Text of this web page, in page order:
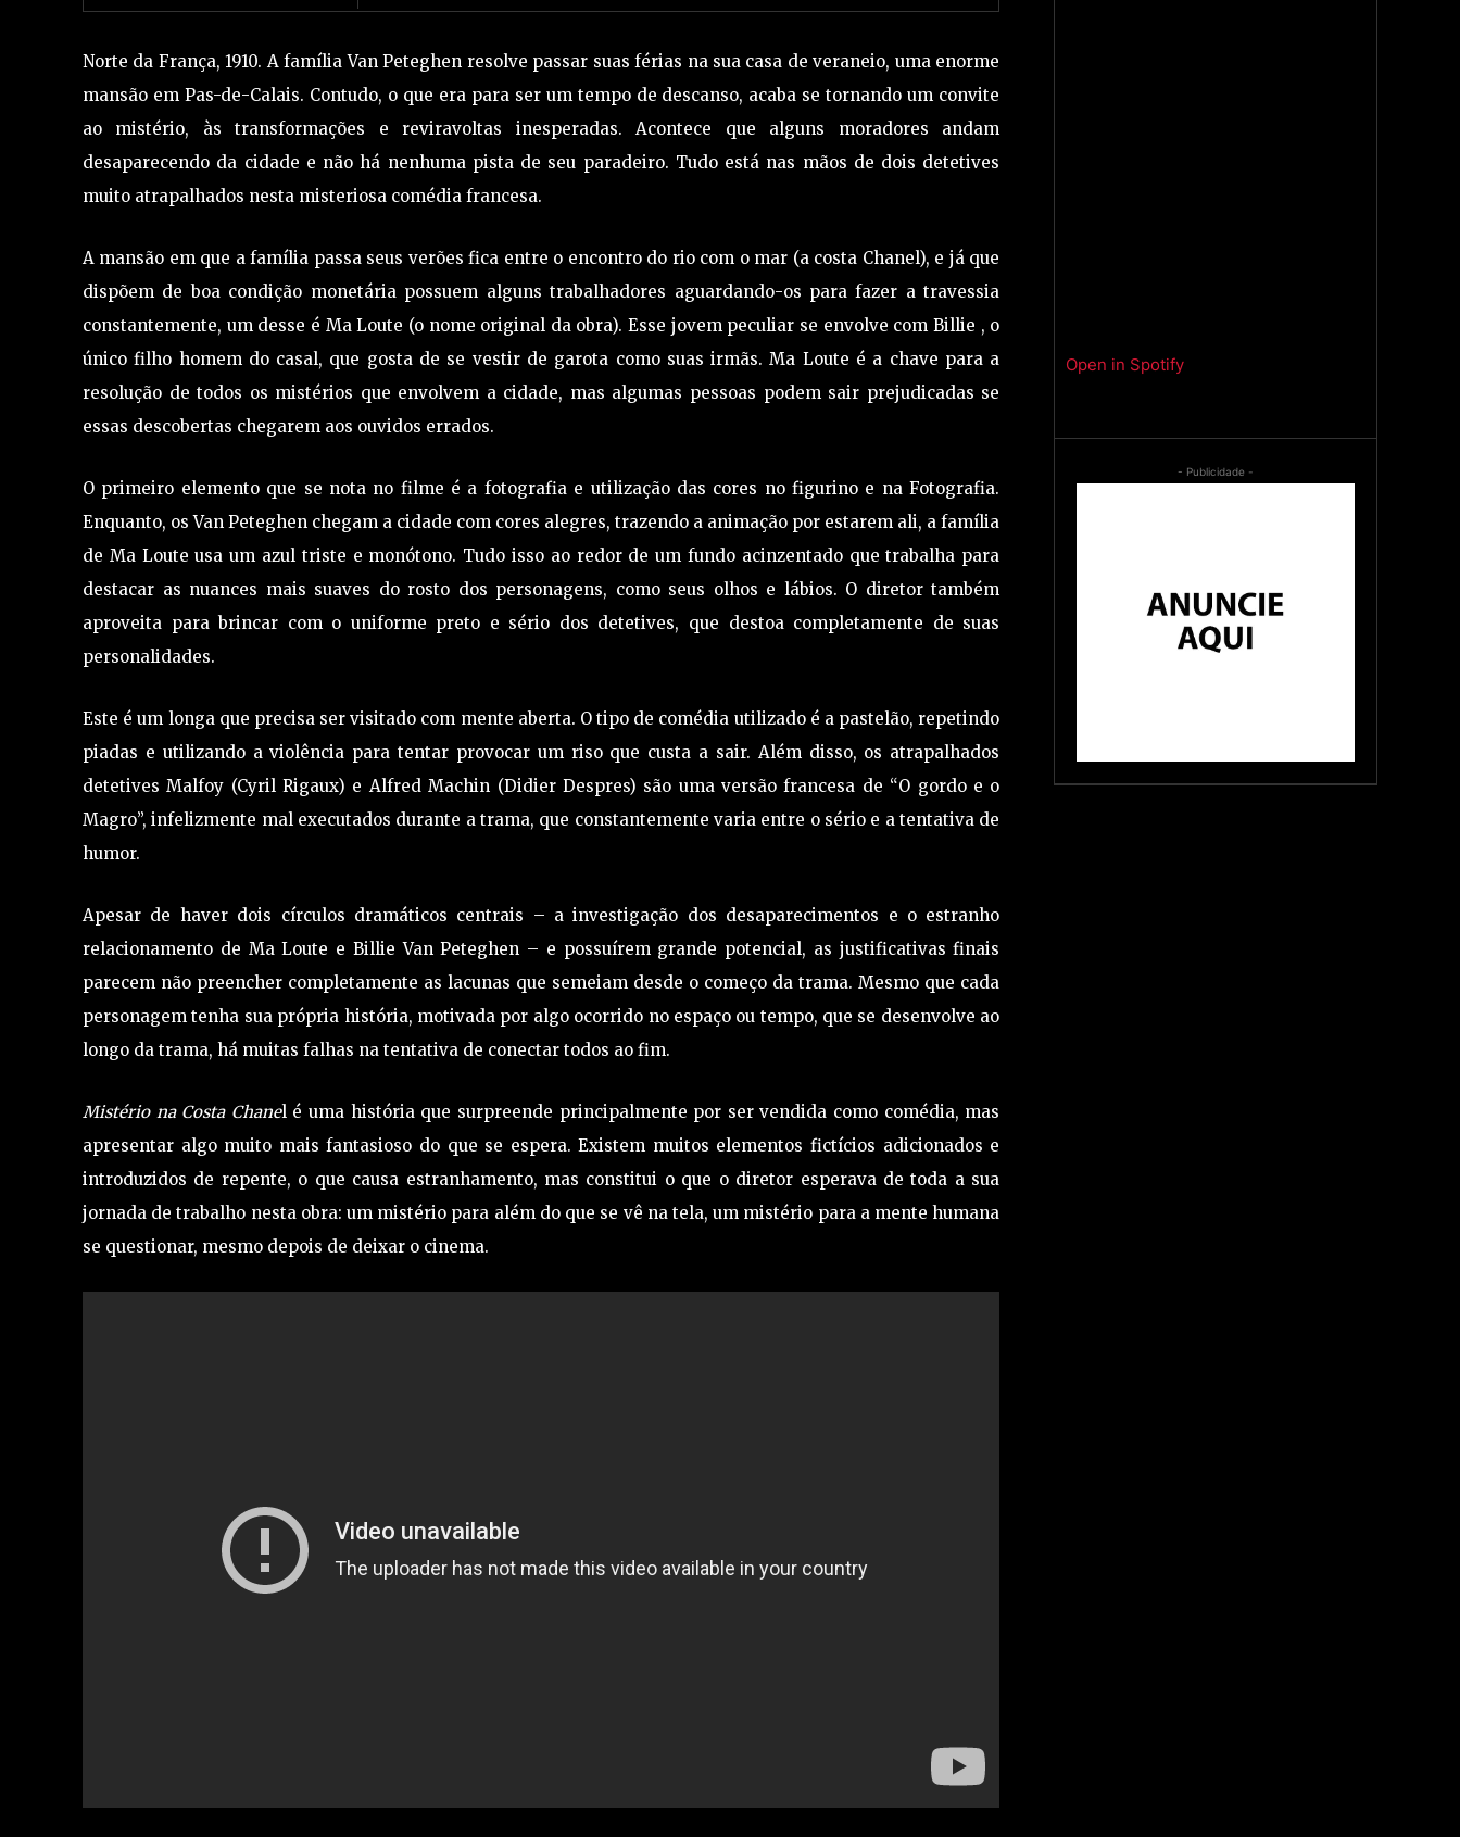
Norte da França, 1910. A família Van Peteghen resolve passar suas férias na sua casa de veraneio, uma enorme
mansão em Pas-de-Calais. Contudo, o que era para ser um tempo de descanso, acaba se tornando um convite
ao mistério, às transformações e reviravoltas inesperadas. Acontece que alguns moradores andam
desaparecendo da cidade e não há nenhuma pista de seu paradeiro. Tudo está nas mãos de dois detetives
muito atrapalhados nesta misteriosa comédia francesa.
A mansão em que a família passa seus verões fica entre o encontro do rio com o mar (a costa Chanel), e já que
dispõem de boa condição monetária possuem alguns trabalhadores aguardando-os para fazer a travessia
constantemente, um desse é Ma Loute (o nome original da obra). Esse jovem peculiar se envolve com Billie , o
único filho homem do casal, que gosta de se vestir de garota como suas irmãs. Ma Loute é a chave para a
resolução de todos os mistérios que envolvem a cidade, mas algumas pessoas podem sair prejudicadas se
essas descobertas chegarem aos ouvidos errados.
O primeiro elemento que se nota no filme é a fotografia e utilização das cores no figurino e na Fotografia.
Enquanto, os Van Peteghen chegam a cidade com cores alegres, trazendo a animação por estarem ali, a família
de Ma Loute usa um azul triste e monótono. Tudo isso ao redor de um fundo acinzentado que trabalha para
destacar as nuances mais suaves do rosto dos personagens, como seus olhos e lábios. O diretor também
aproveita para brincar com o uniforme preto e sério dos detetives, que destoa completamente de suas
personalidades.
Este é um longa que precisa ser visitado com mente aberta. O tipo de comédia utilizado é a pastelão, repetindo
piadas e utilizando a violência para tentar provocar um riso que custa a sair. Além disso, os atrapalhados
detetives Malfoy (Cyril Rigaux) e Alfred Machin (Didier Despres) são uma versão francesa de “O gordo e o
Magro”, infelizmente mal executados durante a trama, que constantemente varia entre o sério e a tentativa de
humor.
Apesar de haver dois círculos dramáticos centrais – a investigação dos desaparecimentos e o estranho
relacionamento de Ma Loute e Billie Van Peteghen – e possuírem grande potencial, as justificativas finais
parecem não preencher completamente as lacunas que semeiam desde o começo da trama. Mesmo que cada
personagem tenha sua própria história, motivada por algo ocorrido no espaço ou tempo, que se desenvolve ao
longo da trama, há muitas falhas na tentativa de conectar todos ao fim.
Mistério na Costa Chanel é uma história que surpreende principalmente por ser vendida como comédia, mas
apresentar algo muito mais fantasioso do que se espera. Existem muitos elementos fictícios adicionados e
introduzidos de repente, o que causa estranhamento, mas constitui o que o diretor esperava de toda a sua
jornada de trabalho nesta obra: um mistério para além do que se vê na tela, um mistério para a mente humana
se questionar, mesmo depois de deixar o cinema.
Open in Spotify
- Publicidade -